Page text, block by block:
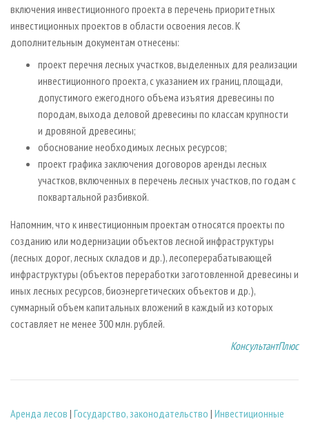
включения инвестиционного проекта в перечень приоритетных
инвестиционных проектов в области освоения лесов. К
дополнительным документам отнесены:
проект перечня лесных участков, выделенных для реализации
инвестиционного проекта, с указанием их границ, площади,
допустимого ежегодного объема изъятия древесины по
породам, выхода деловой древесины по классам крупности
и дровяной древесины;
обоснование необходимых лесных ресурсов;
проект графика заключения договоров аренды лесных
участков, включенных в перечень лесных участков, по годам с
поквартальной разбивкой.
Напомним, что к инвестиционным проектам относятся проекты по
созданию или модернизации объектов лесной инфраструктуры
(лесных дорог, лесных складов и др.), лесоперерабатывающей
инфраструктуры (объектов переработки заготовленной древесины и
иных лесных ресурсов, биоэнергетических объектов и др.),
суммарный объем капитальных вложений в каждый из которых
составляет не менее 300 млн. рублей.
КонсультантПлюс
Аренда лесов | Государство, законодательство | Инвестиционные